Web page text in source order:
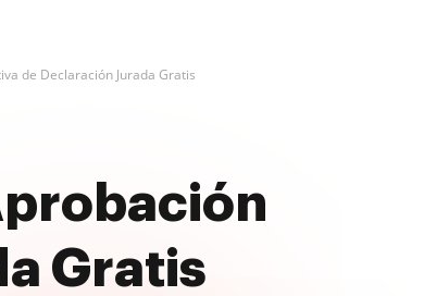
de Declaración Jurada Gratis
Gratis